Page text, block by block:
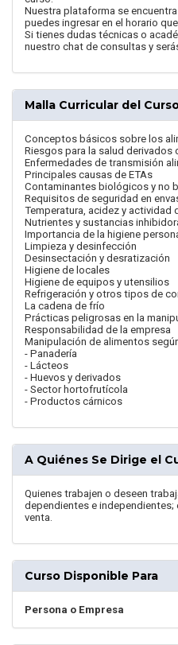
Nuestra plataforma se
puedes ingresar en el horario
Si tienes dudas técnicas o
nuestro chat de consultas y
Malla Curricular del
Conceptos básicos sobre los
Riesgos para la salud derivados
Enfermedades de transmisión
Principales causas de ETAs
Contaminantes biológicos y no
Requisitos de seguridad en
Temperatura, acidez y actividad
Nutrientes y sustancias
Importancia de la higiene
Limpieza y desinfección
Desinsectación y desratización
Higiene de locales
Higiene de equipos y utensilios
Refrigeración y otros tipos de
La cadena de frío
Prácticas peligrosas en la
Responsabilidad de la empresa
Manipulación de alimentos
- Panadería
- Lácteos
- Huevos y derivados
- Sector hortofrutícola
- Productos cárnicos
A Quiénes Se Dirige el
Quienes trabajen o deseen
dependientes e independientes;
venta.
Curso Disponible Para
Persona o Empresa